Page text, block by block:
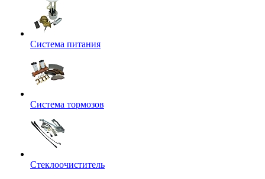
Система питания
Система тормозов
Стеклоочиститель